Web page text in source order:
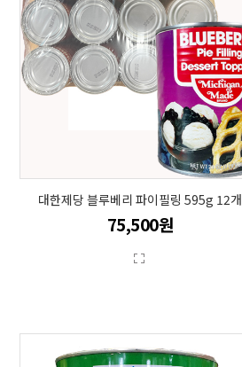
대한제당 블루베리 파이필링 595g 12개
75,500원